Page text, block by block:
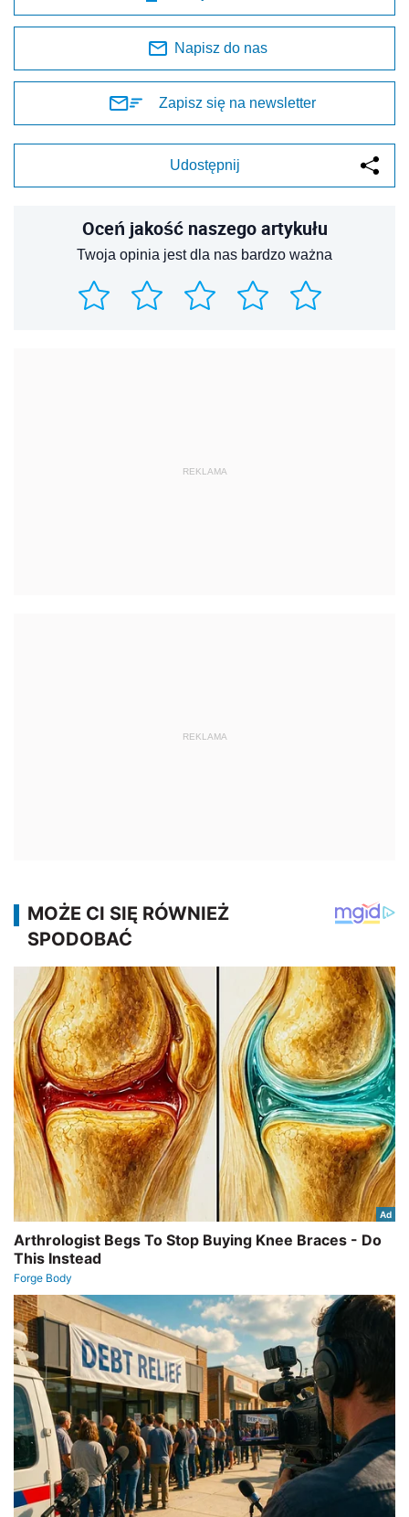
Napisz do nas
Zapisz się na newsletter
Udostępnij
Oceń jakość naszego artykułu
Twoja opinia jest dla nas bardzo ważna
REKLAMA
REKLAMA